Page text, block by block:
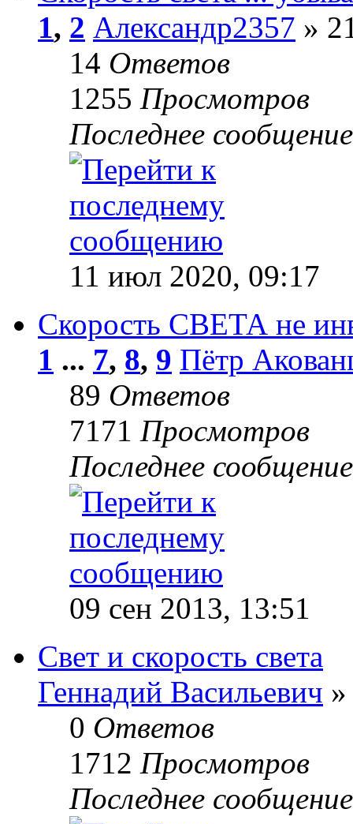
1, 2 Александр2357 »
14 Ответов
1255 Просмотров
Последнее
11 июл 2020, 09:17
Скорость СВЕТА не
1 ... 7, 8, 9 Пётр
89 Ответов
7171 Просмотров
Последнее
09 сен 2013, 13:51
Свет и скорость света
Геннадий Васильевич
0 Ответов
1712 Просмотров
Последнее